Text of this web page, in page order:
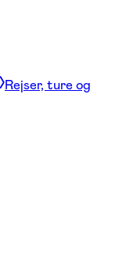
Rejser, ture og